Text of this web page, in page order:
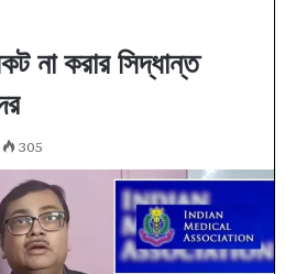
না করার সিদ্ধান্ত
305